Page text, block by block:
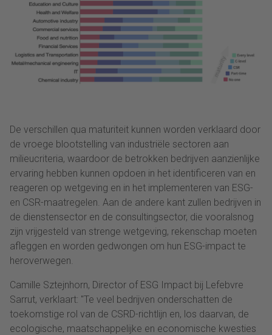
De verschillen qua maturiteit kunnen worden verklaard door
de vroege blootstelling van industriële sectoren aan
milieucriteria, waardoor de betrokken bedrijven aanzienlijke
ervaring hebben kunnen opdoen in het identificeren van en
reageren op wetgeving en in het implementeren van ESG-
en CSR-maatregelen. Aan de andere kant zullen bedrijven in
de dienstensector en de consultingsector, die vooralsnog
zijn vrijgesteld van strenge wetgeving, rekenschap moeten
afleggen en worden gedwongen om hun ESG-impact te
heroverwegen.
Camille Sztejnhorn, Director of ESG Impact bij Lefebvre
Sarrut, verklaart: "Te veel bedrijven onderschatten de
toekomstige rol van de CSRD-richtlijn en, los daarvan, de
ecologische, maatschappelijke en economische kwesties